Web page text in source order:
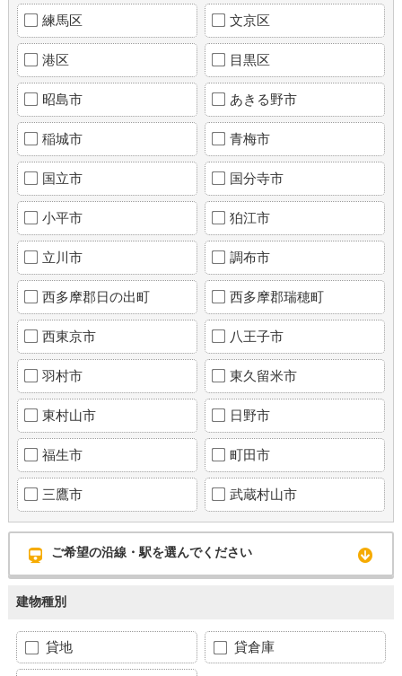
練馬区 文京区
港区 目黒区
昭島市 あきる野市
稲城市 青梅市
国立市 国分寺市
小平市 狛江市
立川市 調布市
西多摩郡日の出町 西多摩郡瑞穂町
西東京市 八王子市
羽村市 東久留米市
東村山市 日野市
福生市 町田市
三鷹市 武蔵村山市
ご希望の沿線・駅を選んでください
建物種別
貸地 貸倉庫